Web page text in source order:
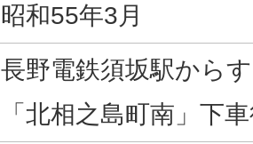
昭和55年3月
長野電鉄須坂駅から
「北相之島町南」下